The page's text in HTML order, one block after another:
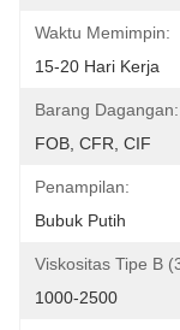
Waktu Memimpin:
15-20 Hari Kerja
Barang Dagangan:
FOB, CFR, CIF
Penampilan:
Bubuk Putih
Viskositas Tipe B
1000-2500